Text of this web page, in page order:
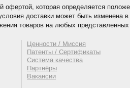
которая определяется
доставки может быть
товаров на любых
Ценности / Миссия
Патенты / Сертификаты
Система качества
Партнёры
Вакансии